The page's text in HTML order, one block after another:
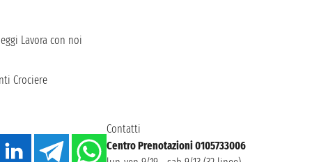
Lavora con noi
Crociere
Contatti
Centro Prenotazioni 0105733006